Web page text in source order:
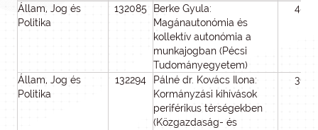
Állam, Jog és
Politika
132085
Berke Gyula:
Magánautonómia és
kollektív autonómia a
munkajogban (Pécsi
Tudományegyetem)
48
Állam, Jog és
Politika
132294
Pálné dr. Kovács Ilona:
Kormányzási kihívások
periférikus térségekben
(Közgazdaság- és
36